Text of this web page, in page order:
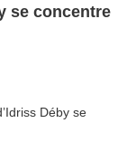
se concentre